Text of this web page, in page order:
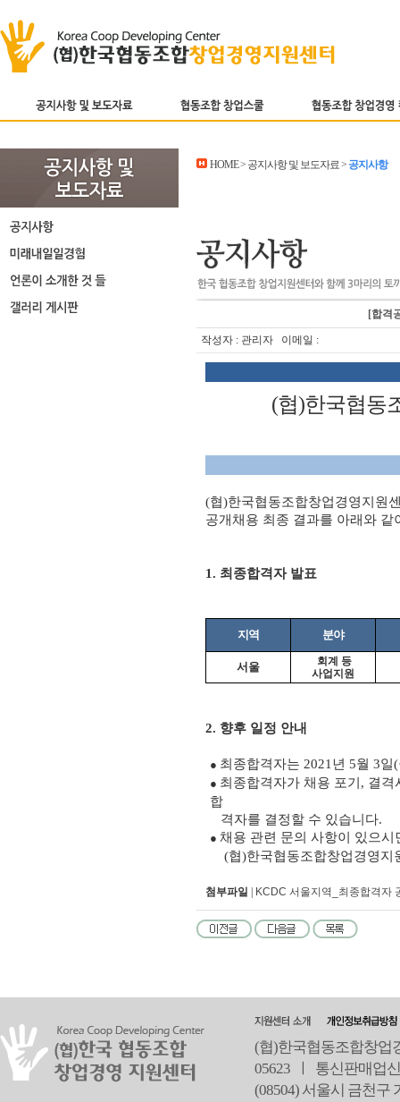
HOME > 공지사항 및 보도자료 > 공지사항
[합격
작성자 : 관리자 이메일 :
(협)한국협동
(협)한국협동조합창업경영지원
공개채용 최종 결과를 아래와 같
1. 최종합격자 발표
지역 분야
서울
회계 등
사업지원
2. 향후 일정 안내
● 최종합격자는 2021 년 5월3일(
● 최종합격자가 채용 포기 , 결격
합
격자를 결정할 수 있습니다.
●채용 관련 문의 사항이 있으
(협)한국협동조합창업경영지
첨부파일 KCDC 서울지역_최종합격자
(협)한국협동조합창업
05623 ㅣ 통신판매업
(08504) 서울시 금천구